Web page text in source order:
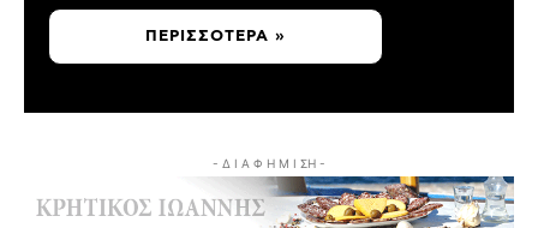
ΠΕΡΙΣΣΌΤΕΡΑ »
- Δ Ι Α Φ Η Μ Ι ΣΗ -